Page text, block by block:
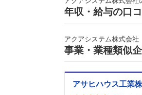
年収・給与の口
アクアシステム株式会社
事業・業種類似
アサヒハウス工業